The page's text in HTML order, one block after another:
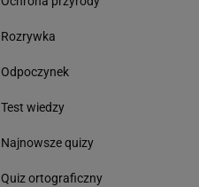
Rozrywka
Odpoczynek
Test wiedzy
Najnowsze quizy
Quiz ortograficzny